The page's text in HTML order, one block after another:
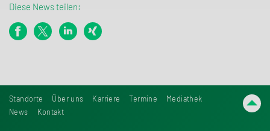
Diese News teilen:
Standorte Über uns Karriere Termine
Mediathek
News
Kontakt